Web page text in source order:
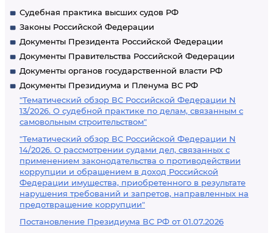
Судебная практика высших судов РФ
Законы Российской Федерации
Документы Президента Российской Федерации
Документы Правительства Российской Федерации
Документы органов государственной власти РФ
Документы Президиума и Пленума ВС РФ
"Тематический обзор ВС Российской Федерации N
13/2026. О судебной практике по делам, связанным с
самовольным строительством"
"Тематический обзор ВС Российской Федерации N
14/2026. О рассмотрении судами дел, связанных с
применением законодательства о противодействии
коррупции и обращением в доход Российской
Федерации имущества, приобретенного в результате
нарушения требований и запретов, направленных на
предотвращение коррупции"
Постановление Президиума ВС РФ от 01.07.2026